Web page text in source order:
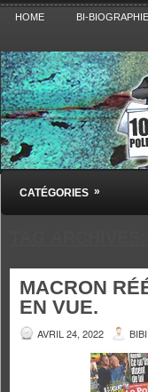
HOME BI-BIOGRAPHIE
Pensez
Blog polémique sur
CATÉGORIES »
MACRON
EN VUE.
AVRIL 24, 2022 BIBI